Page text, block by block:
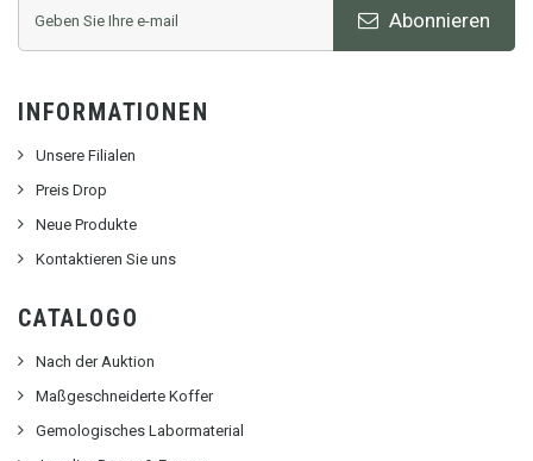
Abonnieren
INFORMATIONEN
Unsere Filialen
Preis Drop
Neue Produkte
Kontaktieren Sie uns
CATALOGO
Nach der Auktion
Maßgeschneiderte Koffer
Gemologisches Labormaterial